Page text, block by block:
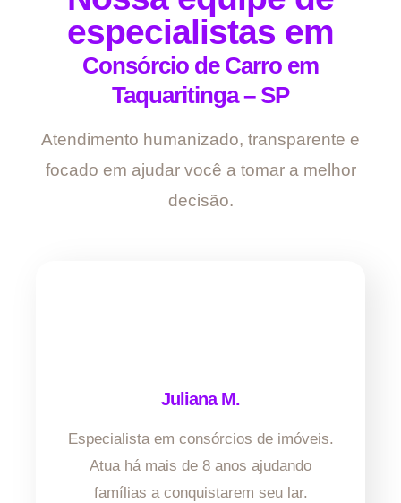
especialistas em
Consórcio de Carro em
Taquaritinga – SP
Atendimento humanizado, transparente e
focado em ajudar você a tomar a melhor
decisão.
Juliana M.
Especialista em consórcios de imóveis.
Atua há mais de 8 anos ajudando
famílias a conquistarem seu lar.